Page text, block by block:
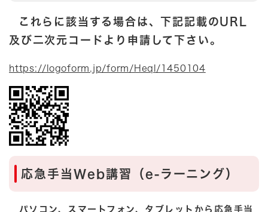
これらに該当する場合は、下記記載のURL
及び二次元コードより申請して下さい。
https://logoform.jp/form/Heql/1450104
応急手当Web講習（e-ラーニング）
パソコン、スマートフォン、タブレットから応急手当